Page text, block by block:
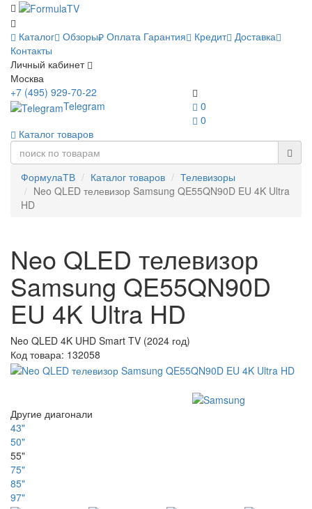
Каталог Обзоры Оплата Гарантия Кредит Доставка
Контакты
Личный кабинет
Москва
0
0
+7 (495) 929-70-22
Telegram
Каталог товаров
ФормулаТВ Каталог товаров
Телевизоры
Neo QLED телевизор Samsung QE55QN90D EU 4K Ultra
HD
Neo QLED телевизор
Samsung QE55QN90D
EU 4K Ultra HD
Neo QLED 4K UHD Smart TV (2024 год)
Код товара: 132058
Другие диагонали
43"
50"
55"
75"
85"
97"